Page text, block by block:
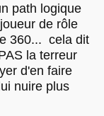
path logique
de rôle
360... cela dit
la terreur
d'en faire
nuire plus